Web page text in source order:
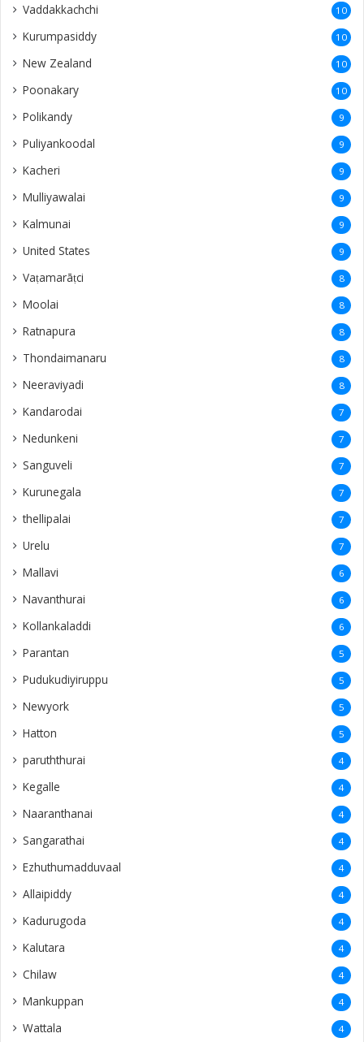
Vaddakkachchi 10
Kurumpasiddy 10
New Zealand 10
Poonakary 10
Polikandy 9
Puliyankoodal 9
Kacheri 9
Mulliyawalai 9
Kalmunai 9
United States 9
Vaṭamarāṭci 8
Moolai 8
Ratnapura 8
Thondaimanaru 8
Neeraviyadi 8
Kandarodai 7
Nedunkeni 7
Sanguveli 7
Kurunegala 7
thellipalai 7
Urelu 7
Mallavi 6
Navanthurai 6
Kollankaladdi 6
Parantan 5
Pudukudiyiruppu 5
Newyork 5
Hatton 5
paruththurai 4
Kegalle 4
Naaranthanai 4
Sangarathai 4
Ezhuthumadduvaal 4
Allaipiddy 4
Kadurugoda 4
Kalutara 4
Chilaw 4
Mankuppan 4
Wattala 4